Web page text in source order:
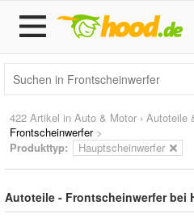
422 Artikel in Auto & Motor › Autoteile
Frontscheinwerfer>
Produkttyp:
Hauptscheinwerfer
Autoteile - Frontscheinwerfer bei